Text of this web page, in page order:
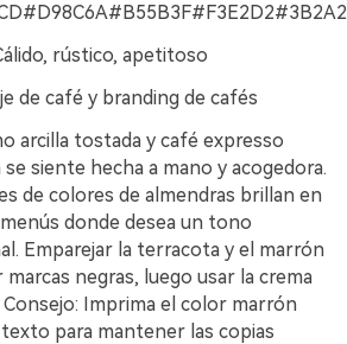
rústico, apetitoso
de café y branding de cafés
arcilla tostada y café expresso
siente hecha a mano y acogedora.
de colores de almendras brillan en
donde desea un tono
Emparejar la terracota y el marrón
negras, luego usar la crema
Consejo: Imprima el color marrón
para mantener las copias